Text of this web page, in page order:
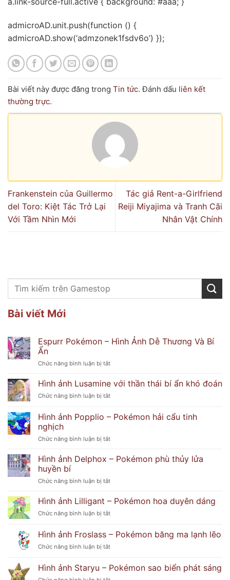
admicroAD.unit.push(function () {
admicroAD.show(‘admzonek1fsdv6o’) });
Bài viết này được đăng trong Tin tức. Đánh dấu liên kết
thường trực.
Frankenstein của Guillermo
del Toro: Kiệt Tác Trở Lại
Với Tầm Nhìn Mới
Tác giả Rent-a-Girlfriend
Reiji Miyajima và Tranh Cãi
Nhân Vật Chính
Bài viết Mới
Espurr Pokémon – Hình Ảnh Dễ Thương Và Bí
Ẩn
Chức năng bình luận bị tắtở
Pokémon
Hình
Dễ
Bí
Hình ảnh Lusamine với thần thái bí ẩn khó đoán
Chức năng bình luận bị tắtở
ảnh
Lusamine
thần
đoán
Hình ảnh Popplio – Pokémon hải cẩu tinh
nghịch
Chức năng bình luận bị tắtở
ảnh
Popplio
Pokémon
cẩu
nghịch
Hình ảnh Delphox – Pokémon phù thủy lửa
huyền bí
Chức năng bình luận bị tắtở
ảnh
Delphox
–
phù
lửa
bí
Hình ảnh Lilligant – Pokémon hoa duyên dáng
Chức năng bình luận bị tắtở
ảnh
Lilligant
–
hoa
Hình ảnh Froslass – Pokémon băng ma lạnh lẽo
Chức năng bình luận bị tắtở
ảnh
Froslass
Hình ảnh Staryu – Pokémon sao biển phát sáng